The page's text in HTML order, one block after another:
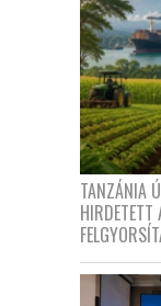
TANZÁNIA
HIRDETETT